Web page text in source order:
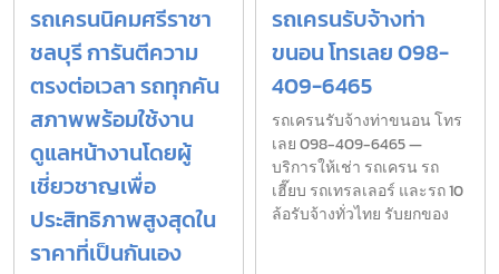
รถเครนนิคมศรีราชา
ชลบุรี การันตีความ
ตรงต่อเวลา รถทุกคัน
สภาพพร้อมใช้งาน
ดูแลหน้างานโดยผู้
เชี่ยวชาญเพื่อ
ประสิทธิภาพสูงสุดใน
ราคาที่เป็นกันเอง
รถเครนรับจ้างท่า
ขนอน โทรเลย 098-
409-6465
รถเครนรับจ้างท่าขนอน โทร
เลย 098-409-6465 —
บริการให้เช่า รถเครน รถ
เฮี๊ยบ รถเทรลเลอร์ และรถ 10
ล้อรับจ้างทั่วไทย รับยกของ